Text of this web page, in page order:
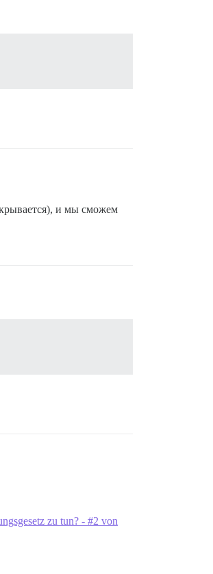
и мы сможем
zu tun? - #2 von